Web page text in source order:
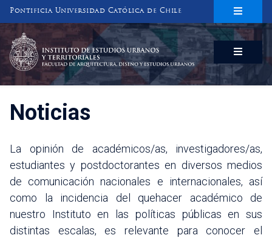
Pontificia Universidad Católica de Chile
INSTITUTO DE ESTUDIOS URBANOS
Y TERRITORIALES
FACULTAD DE ARQUITECTURA, DISEÑO Y ESTUDIOS URBANOS
Noticias
La opinión de académicos/as, investigadores/as,
estudiantes y postdoctorantes en diversos medios
de comunicación nacionales e internacionales, así
como la incidencia del quehacer académico de
nuestro Instituto en las políticas públicas en sus
distintas escalas, es relevante para conocer el